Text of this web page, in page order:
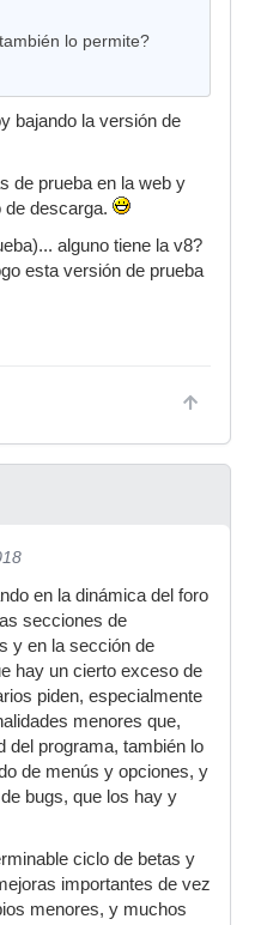
lo permite?
bajando la versión de
de prueba en la web y
de descarga.
alguno tiene la v8?
esta versión de prueba
en la dinámica del foro
secciones de
y en la sección de
hay un cierto exceso de
piden, especialmente
menores que,
del programa, también lo
de menús y opciones, y
bugs, que los hay y
ciclo de betas y
importantes de vez
menores, y muchos